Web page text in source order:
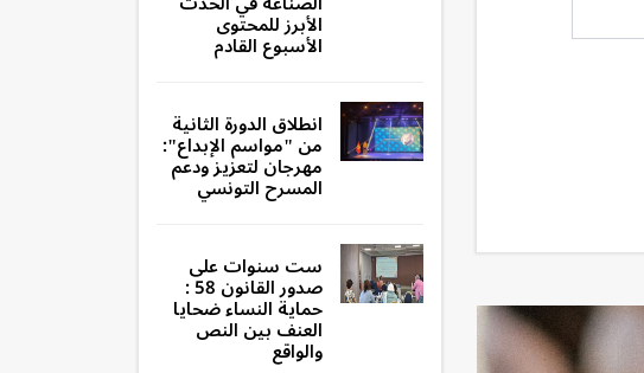
الأبرز للمحتوى
الأسبوع القادم
انطلاق الدورة الثانية
من "مواسم الإبداع":
مهرجان لتعزيز ودعم
المسرح التونسي
ست سنوات على
صدور القانون 58 :
حماية النساء ضحايا
العنف بين النص
والواقع